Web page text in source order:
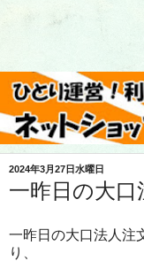
2024年3月27日水曜日
一昨日の大口
一昨日の大口法人注
り、